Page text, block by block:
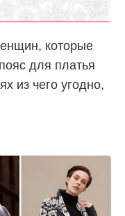
которые
для платья
из чего угодно,